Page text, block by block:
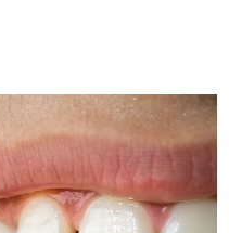
預計送達日期8/10/26
預計送達日期 8/9/26
預計送達日期8/9/26